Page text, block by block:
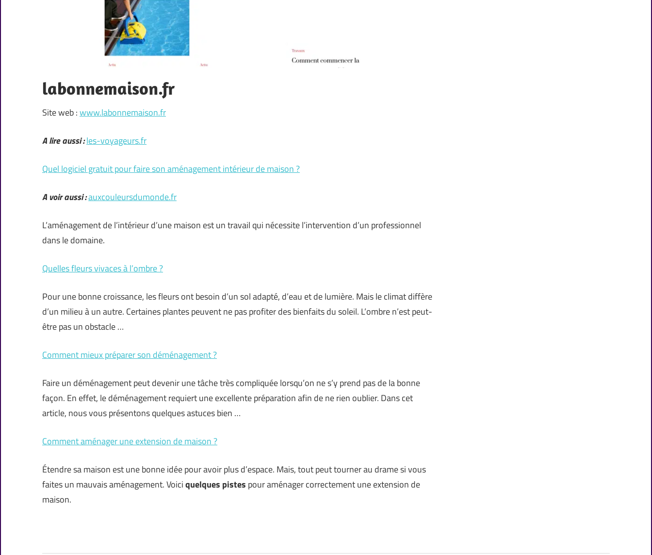
labonnemaison.fr
Site web :www.labonnemaison.fr
A lire aussi :les-voyageurs.fr
Quel logiciel gratuit pour faire son aménagement intérieur de maison ?
A voir aussi :auxcouleursdumonde.fr
L’aménagement de l’intérieur d’une maison est un travail qui nécessite l’intervention d’un professionnel
dans le domaine.
Quelles fleurs vivaces à l’ombre ?
Pour une bonne croissance, les fleurs ont besoin d’un sol adapté, d’eau et de lumière. Mais le climat diffère
d’un milieu à un autre. Certaines plantes peuvent ne pas profiter des bienfaits du soleil. L’ombre n’est peut-
être pas un obstacle …
Comment mieux préparer son déménagement ?
Faire un déménagement peut devenir une tâche très compliquée lorsqu’on ne s’y prend pas de la bonne
façon. En effet, le déménagement requiert une excellente préparation afin de ne rien oublier. Dans cet
article, nous vous présentons quelques astuces bien …
Comment aménager une extension de maison ?
Étendre sa maison est une bonne idée pour avoir plus d’espace. Mais, tout peut tourner au drame si vous
faites un mauvais aménagement. Voiciquelques pistes pour aménager correctement une extension de
maison.